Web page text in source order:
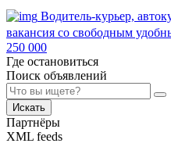
Водитель-курьер,
вакансия со свободным
250 000
Где остановиться
Поиск объявлений
Искать
Партнёры
XML feeds